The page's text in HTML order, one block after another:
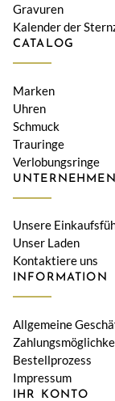
Gravuren
Kalender der
CATALOG
Marken
Uhren
Schmuck
Trauringe
Verlobungsringe
UNTERNEHMEN
Unsere
Unser Laden
Kontaktiere uns
INFORMATION
Allgemeine
Bestellprozess
Impressum
IHR KONTO